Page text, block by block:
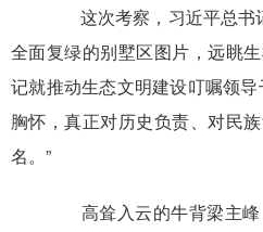
这次考察，习近平总书
全面复绿的别墅区图片，远眺
记就推动生态文明建设叮嘱领
胸怀，真正对历史负责、对民
名。”
高耸入云的牛背梁主峰